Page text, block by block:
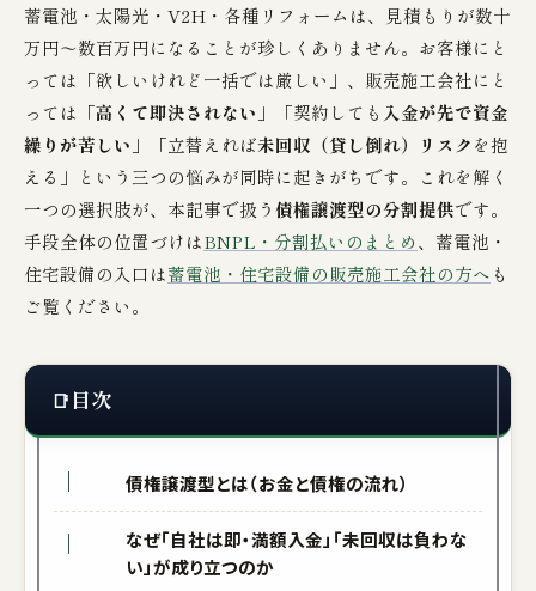
蓄電池・太陽光・V2H・各種リフォームは、見積もりが数十
万円〜数百万円になることが珍しくありません。お客様にと
っては「欲しいけれど一括では厳しい」、販売施工会社にと
っては「高くて即決されない 」「契約しても 入金が先で資金
繰りが苦しい 」「立替えれば未回収（貸し倒れ）リスクを抱
える」という三つの悩みが同時に起きがちです。これを解く
一つの選択肢が、本記事で扱う債権譲渡型の分割提供です。
手段全体の位置づけはBNPL・分割払いのまとめ、蓄電池・
住宅設備の入口は蓄電池・住宅設備の販売施工会社の方へ も
ご覧ください。
目次
債権譲渡型とは（お金と債権の流れ）
なぜ「自社は即・満額入金」「未回収は負わな
い」が成り立つのか